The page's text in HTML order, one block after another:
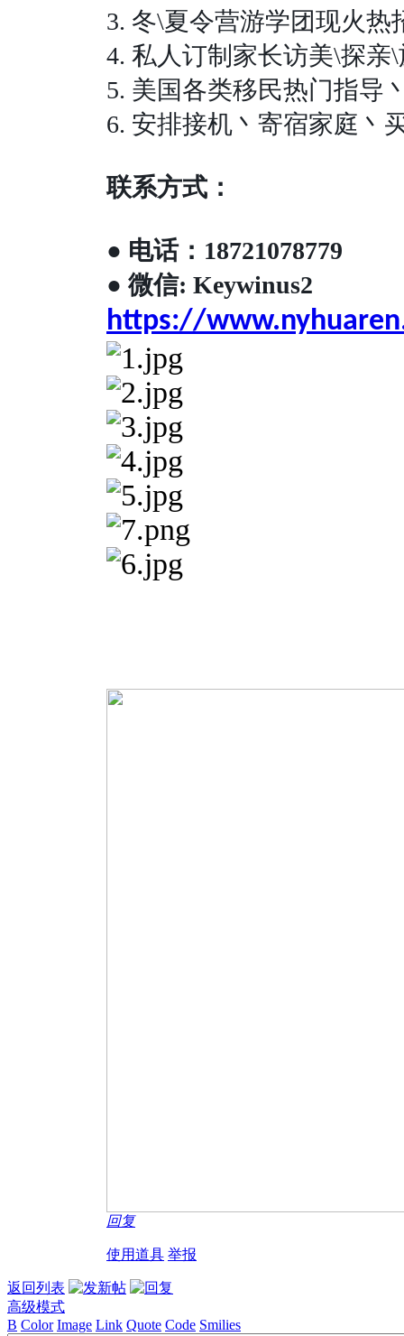
3. 冬\夏令营游学团现火热
4. 私人订制家长访美\探亲\
5. 美国各类移民热门指导
6. 安排接机丶寄宿家庭丶
联系方式：
● 电话： 18721078779
● 微信: Keywinus2
https://
回复
使用道具 举报
返回列表
高级模式
B Color Image Link Quote Code Smilies